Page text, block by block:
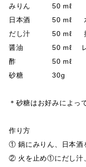
みりん 50
日本酒 50 mℓ
だし汁 50 mℓ 揚
醤油 50 mℓ レモ
酢 50 mℓ
砂糖 30g
＊砂糖はお好みによっ
作り方
① 鍋にみりん、日本酒
② 火を止め①にだし汁